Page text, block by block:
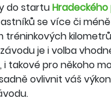
do startu
se více či
tréninkových
je i volba
i takové pro někoho
ovlivnit váš